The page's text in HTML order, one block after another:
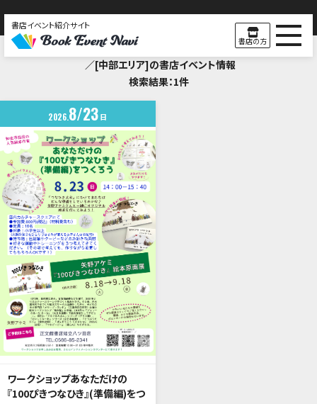
書店イベント紹介サイト
書店の方
Search Result
／[中部エリア]の書店イベント情報
検索結果：1件
2026 8 23 日
ワークショップあなただけの
『100ぴきつなひき』(準備編)をつ